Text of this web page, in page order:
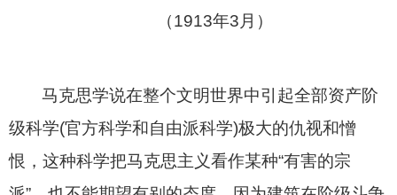
（1913年3 月）
马克思学说在整个文明世界中引起全部资产阶
级科学(官方科学和自由派科学)极大的仇视和憎
恨，这种科学把马克思主义看作某种“有害的宗